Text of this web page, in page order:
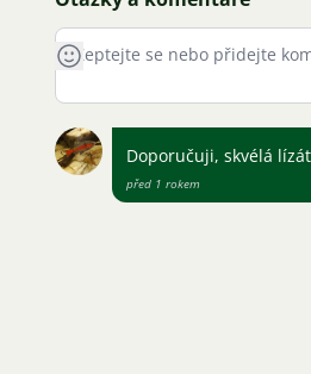
Doporučuji, skvélá
před 1 rokem